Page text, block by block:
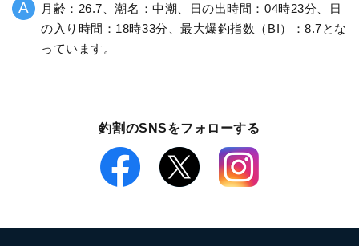
月齢：26.7、潮名：中潮、日の出時間：04時23分、日
の入り時間：18時33分、最大爆釣指数（BI）：8.7とな
っています。
釣割のSNSをフォローする